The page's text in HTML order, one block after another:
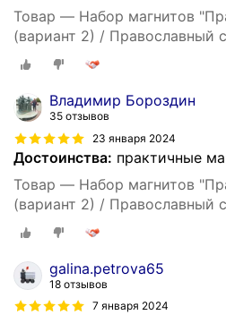
Товар — Набор магнитов
(вариант 2) / Православный
Владимир Бороздин
35 отзывов
23 января 2024
Достоинства: практичные
Товар — Набор магнитов
(вариант 2) / Православный
galina.petrova65
18 отзывов
7 января 2024